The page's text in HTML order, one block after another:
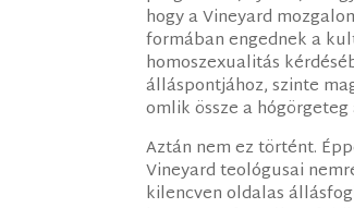
hogy a Vineyard
formában engednek a
homoszexualitás
álláspontjához, szinte
omlik össze a
Aztán nem ez történt.
Vineyard teológusai
kilencven oldalas